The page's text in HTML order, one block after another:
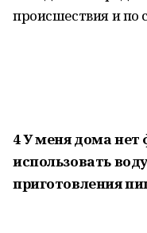
происшествия и по
4 У меня дома нет
использовать
приготовления